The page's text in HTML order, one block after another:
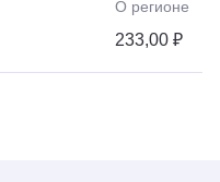
О регионе
233,00 ₽